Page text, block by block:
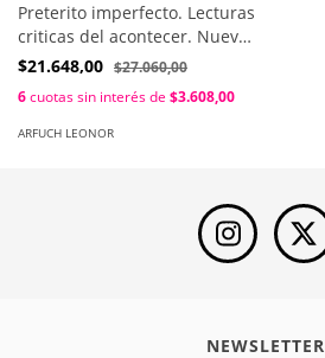
Preterito imperfecto. Lecturas
criticas del acontecer. Nueva
edición / Leonor Arfuch ;
$21.648,00 $27.060,00
6cuotas sin interés de $3.608,00
ARFUCH LEONOR
NEWSLETTER